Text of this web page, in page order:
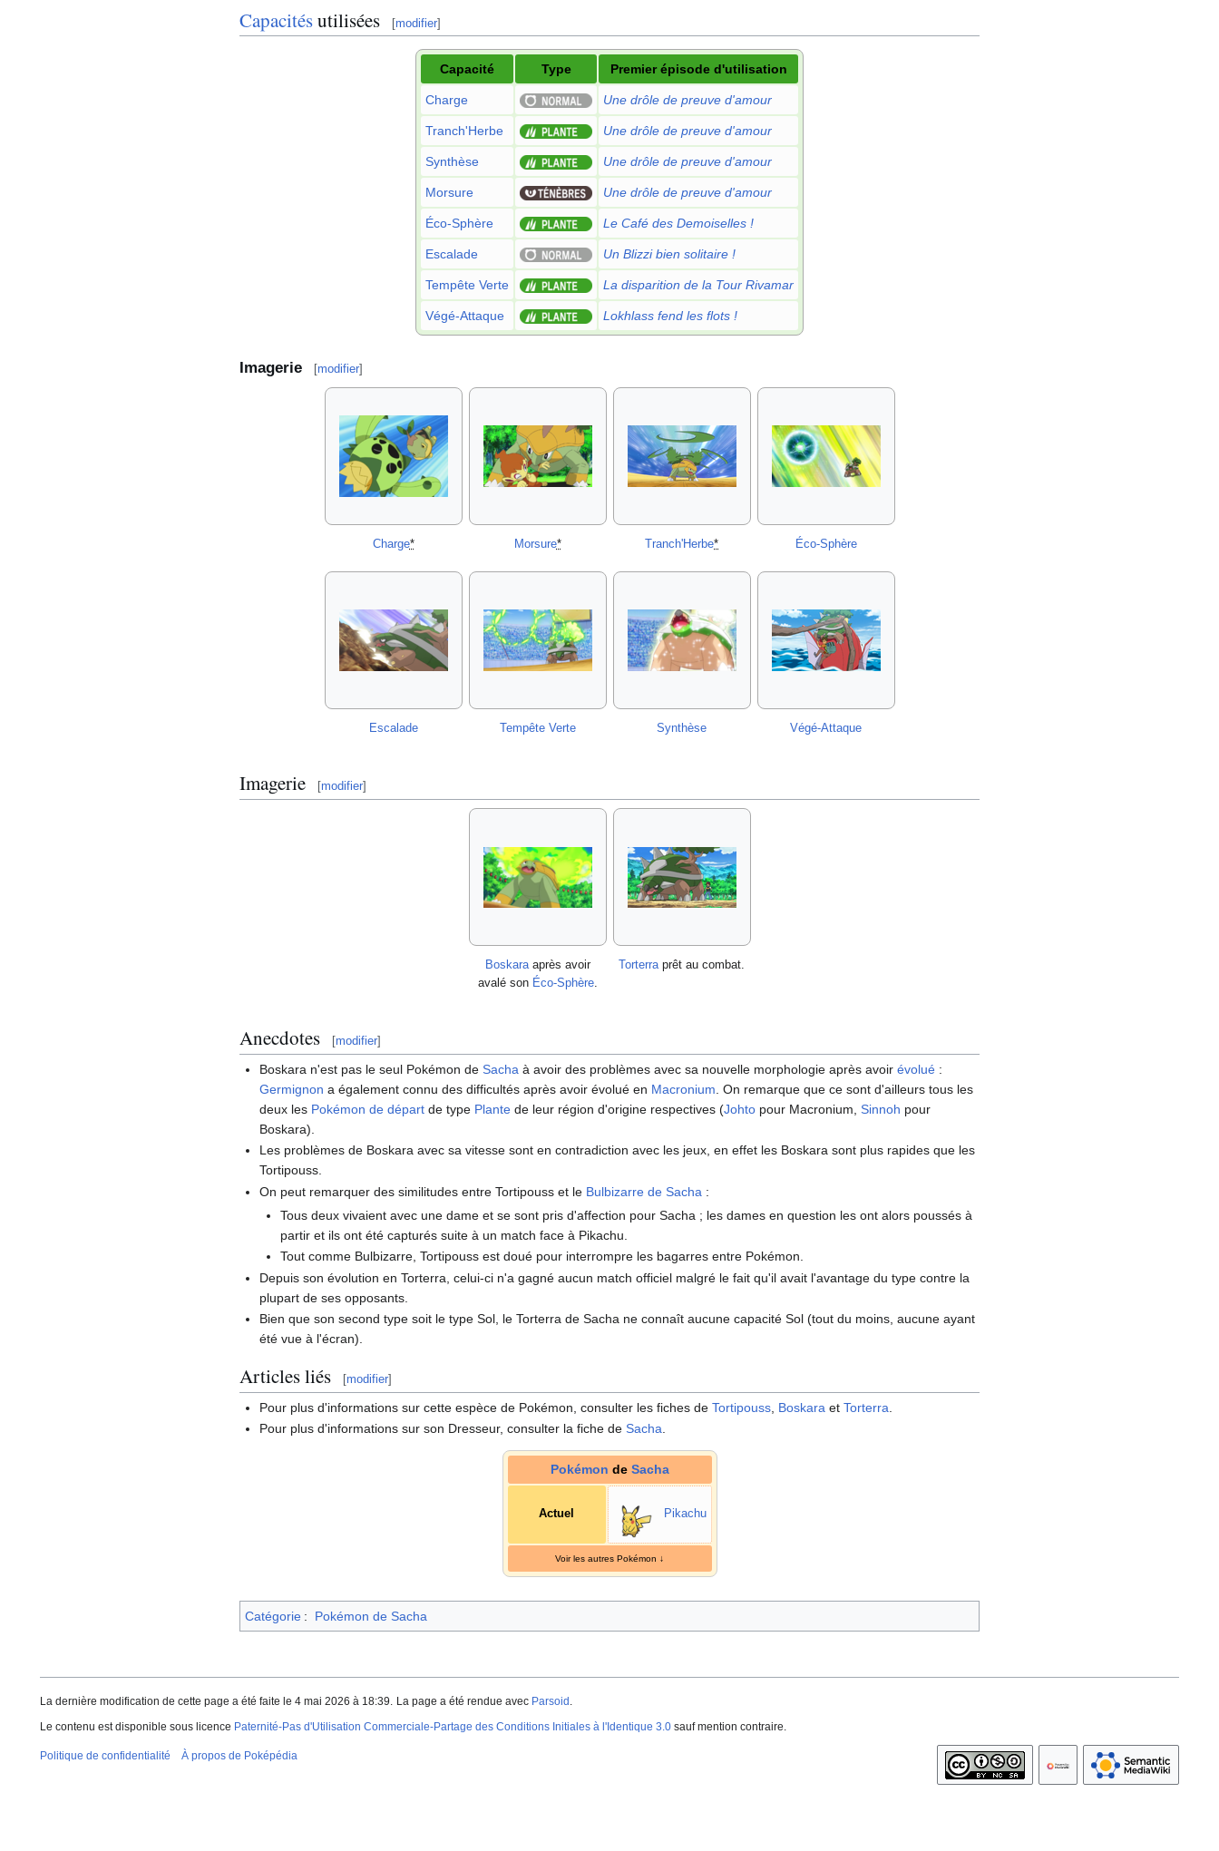
Capacitésutilisées [modifier]
Capacité Type Premier épisode d'utilisation
Charge Une drôle de preuve d'amour
Tranch'Herbe Une drôle de preuve d'amour
Synthèse Une drôle de preuve d'amour
Morsure Une drôle de preuve d'amour
Éco-Sphère Le Café des Demoiselles !
Escalade Un Blizzi bien solitaire !
Tempête Verte La disparition de la Tour Rivamar
Végé-Attaque Lokhlass fend les flots !
Imagerie [modifier]
Charge* Morsure* Tranch'Herbe* Éco-Sphère
Escalade Tempête Verte Synthèse Végé-Attaque
Imagerie [modifier]
Boskaraaprès avoir
avalé son Éco-Sphère.
Torterraprêt au combat.
Anecdotes [modifier]
Boskara n'est pas le seul Pokémon deSacha à avoir des problèmes avec sa nouvelle morphologie après avoirévolué :
Germignon a également connu des difficultés après avoir évolué en Macronium . On remarque que ce sont d'ailleurs tous les
deux les Pokémon de départ de type Plante de leur région d'origine respectives (Johto pour Macronium,Sinnoh pour
Boskara).
Les problèmes de Boskara avec sa vitesse sont en contradiction avec les jeux, en effet les Boskara sont plus rapides que les
Tortipouss.
On peut remarquer des similitudes entre Tortipouss et le Bulbizarre de Sacha :
Tous deux vivaient avec une dame et se sont pris d'affection pour Sacha ; les dames en question les ont alors poussés à
partir et ils ont été capturés suite à un match face à Pikachu.
Tout comme Bulbizarre, Tortipouss est doué pour interrompre les bagarres entre Pokémon.
Depuis son évolution en Torterra, celui-ci n'a gagné aucun match officiel malgré le fait qu'il avait l'avantage du type contre la
plupart de ses opposants.
Bien que son second type soit le type Sol, le Torterra de Sacha ne connaît aucune capacité Sol (tout du moins, aucune ayant
été vue à l'écran).
Articles liés [modifier]
Pour plus d'informations sur cette espèce de Pokémon, consulter les fiches deTortipouss Boskara etTorterra
Pour plus d'informations sur son Dresseur, consulter la fiche deSacha
Pokémon de Sacha
Actuel Pikachu
Voir les autres Pokémon ↓
Catégorie : Pokémon de Sacha
La dernière modification de cette page a été faite le 4 mai 2026 à 18:39. La page a été rendue avec Parsoid .
Le contenu est disponible sous licence Paternité-Pas d'Utilisation Commerciale-Partage des Conditions Initiales à l'Identique 3.0 sauf mention contraire.
Politique de confidentialité À propos de Poképédia